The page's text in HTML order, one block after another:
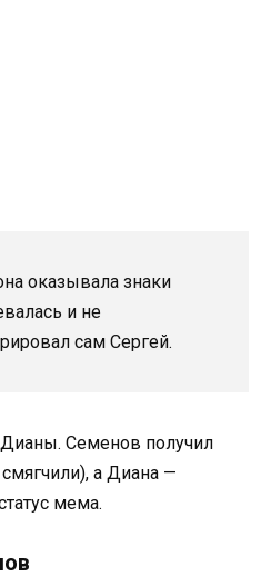
оказывала знаки
и не
сам Сергей.
Дианы. Семенов получил
а Диана —
мема.